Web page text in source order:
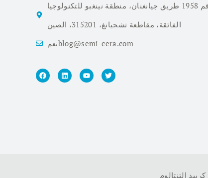
رقم 1958 طريق جيانغنان، منطقة نينغبو للتكنولوجيا
الفائقة، مقاطعة تشجيانغ، 315201، الصين
نعمblog@semi-cera.com